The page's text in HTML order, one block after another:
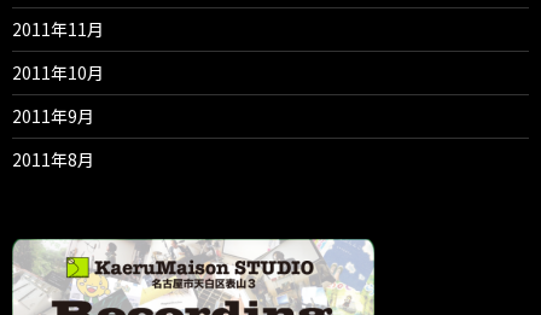
2011年11月
2011年10月
2011年9月
2011年8月